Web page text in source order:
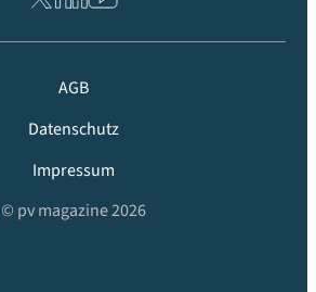
AGB
Datenschutz
Impressum
© pv magazine 2026